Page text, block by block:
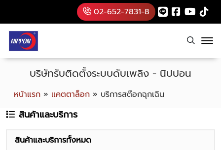
02-652-7831-8
หน้าแรก » แคตตาล็อก » บริการสต๊อกฉุกเฉิน
บริษัทรับติดตั้งระบบดับเพลิง - นิปปอน
สินค้าและบริการ
สินค้าและบริการทั้งหมด